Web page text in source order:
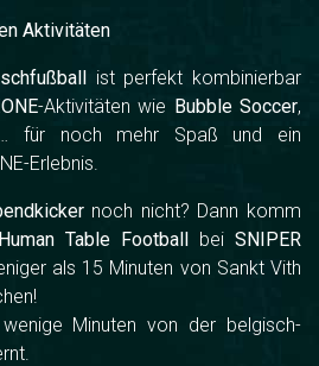
Aktivitäten
ist perfekt kombinierbar
-Aktivitäten wie Bubble Soccer,
noch mehr Spaß und ein
Erlebnis.
noch nicht? Dann komm
Human Table Football bei SNIPER
als 15 Minuten von Sankt Vith
Minuten von der belgisch-